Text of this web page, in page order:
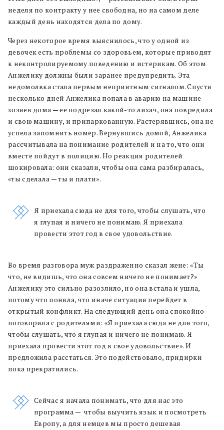
неделя по контракту у нее свободна, но на самом деле
каждый день находятся дела по дому.
Через некоторое время выяснилось, что у одной из
девочек есть проблемы со здоровьем, которые приводят
к неконтролируемому поведению и истерикам. Об этом
Анжелику должны были заранее предупредить. Эта
недомолвка стала первым неприятным сигналом. Спустя
несколько дней Анжелика попала в аварию на машине
хозяев дома — ее подрезал какой-то лихач, она повредила
и свою машину, и припаркованную. Растерявшись, она не
успела запомнить номер. Вернувшись домой, Анжелика
рассчитывала на понимание родителей и на то, что они
вместе пойдут в полицию. Но реакция родителей
шокировала: они сказали, чтобы она сама разбиралась,
«ты сделала — ты и плати».
Я приехала сюда не для того, чтобы слушать, что
я глупая и ничего не понимаю. Я приехала
провести этот год в свое удовольствие.
Во время разговора муж раздраженно сказал жене: «Ты
что, не видишь, что она совсем ничего не понимает?»
Анжелику это сильно разозлило, но она встала и ушла,
потому что поняла, что иначе ситуация перейдет в
открытый конфликт. На следующий день она спокойно
поговорила с родителями: «Я приехала сюда не для того,
чтобы слушать, что я глупая и ничего не понимаю. Я
приехала провести этот год в свое удовольствие». И
предложила расстаться. Это подействовало, придирки
пока прекратились.
Сейчас я начала понимать, что для нас это
программа — чтобы выучить язык и посмотреть
Европу, а для немцев мы просто дешевая